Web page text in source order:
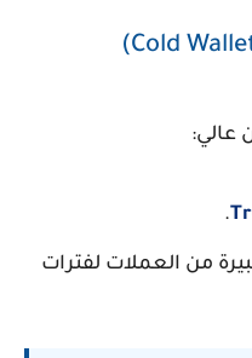
عالي:
.
من العملات لفترات